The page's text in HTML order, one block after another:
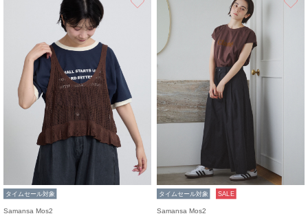
タイムセール対象
Samansa Mos2
タイムセール対象 SALE
Samansa Mos2